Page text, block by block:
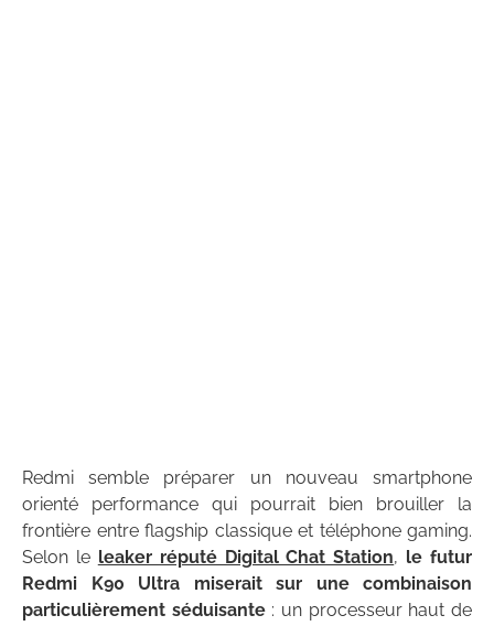
Redmi semble préparer un nouveau smartphone
orienté performance qui pourrait bien brouiller la
frontière entre flagship classique et téléphone gaming.
Selon le leaker réputé Digital Chat Station, le futur
Redmi K90 Ultra miserait sur une combinaison
particulièrement séduisante : un processeur haut de